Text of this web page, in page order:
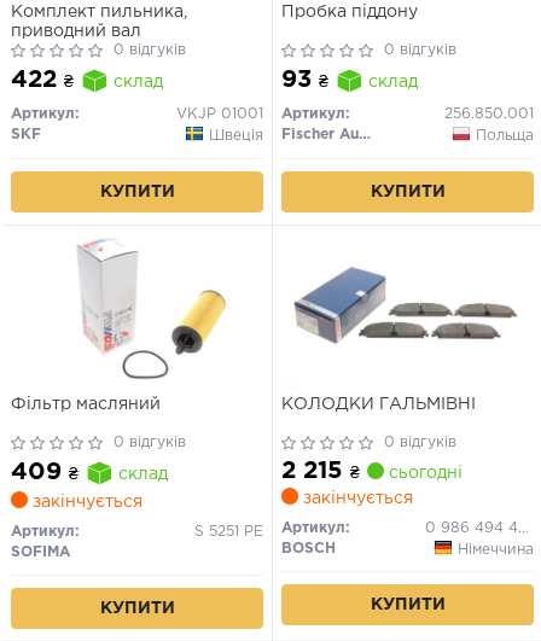
Комплект пильника,
приводний вал
0 відгуків
422 ₴ склад
Артикул:
VKJP 01001
SKF
Швеція
КУПИТИ
Пробка піддону
0 відгуків
93 ₴ склад
Артикул:
256.850.001
Fischer Automotive One (FA1)
Польща
КУПИТИ
Фільтр масляний
0 відгуків
409 ₴
склад
закінчується
Артикул:
S 5251 PE
SOFIMA
КУПИТИ
КОЛОДКИ ГАЛЬМІВНІ
0 відгуків
2 215 ₴
сьогодні
закінчується
Артикул:
0 986 494 483
BOSCH
Німеччина
КУПИТИ